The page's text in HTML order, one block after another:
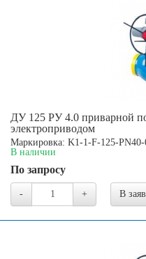
ДУ 125 РУ 4.0 приварной
электроприводом
Маркировка: K1-1-F-125-
В наличии
По запросу
- + В